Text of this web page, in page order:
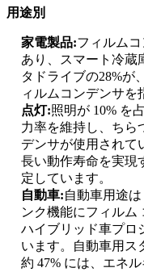
用途別
家電製品:フィルム
あり、スマート冷蔵
タドライブの28%が
ィルムコンデンサを
点灯:照明が 10% を
力率を維持し、ちら
デンサが使用されて
長い動作寿命を実現
定しています。
自動車:自動車用途
ンク機能にフィルム
ハイブリッド車プロ
います。自動車用ス
約 47% には、エネ